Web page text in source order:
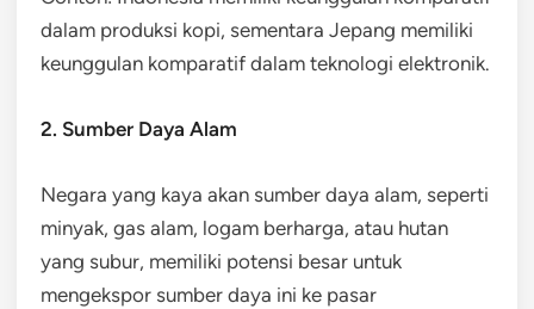
dalam produksi kopi, sementara Jepang memiliki
keunggulan komparatif dalam teknologi elektronik.
2. Sumber Daya Alam
Negara yang kaya akan sumber daya alam, seperti
minyak, gas alam, logam berharga, atau hutan
yang subur, memiliki potensi besar untuk
mengekspor sumber daya ini ke pasar